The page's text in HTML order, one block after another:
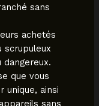
sans
achetés
scrupuleux
que vous
unique, ainsi
sans